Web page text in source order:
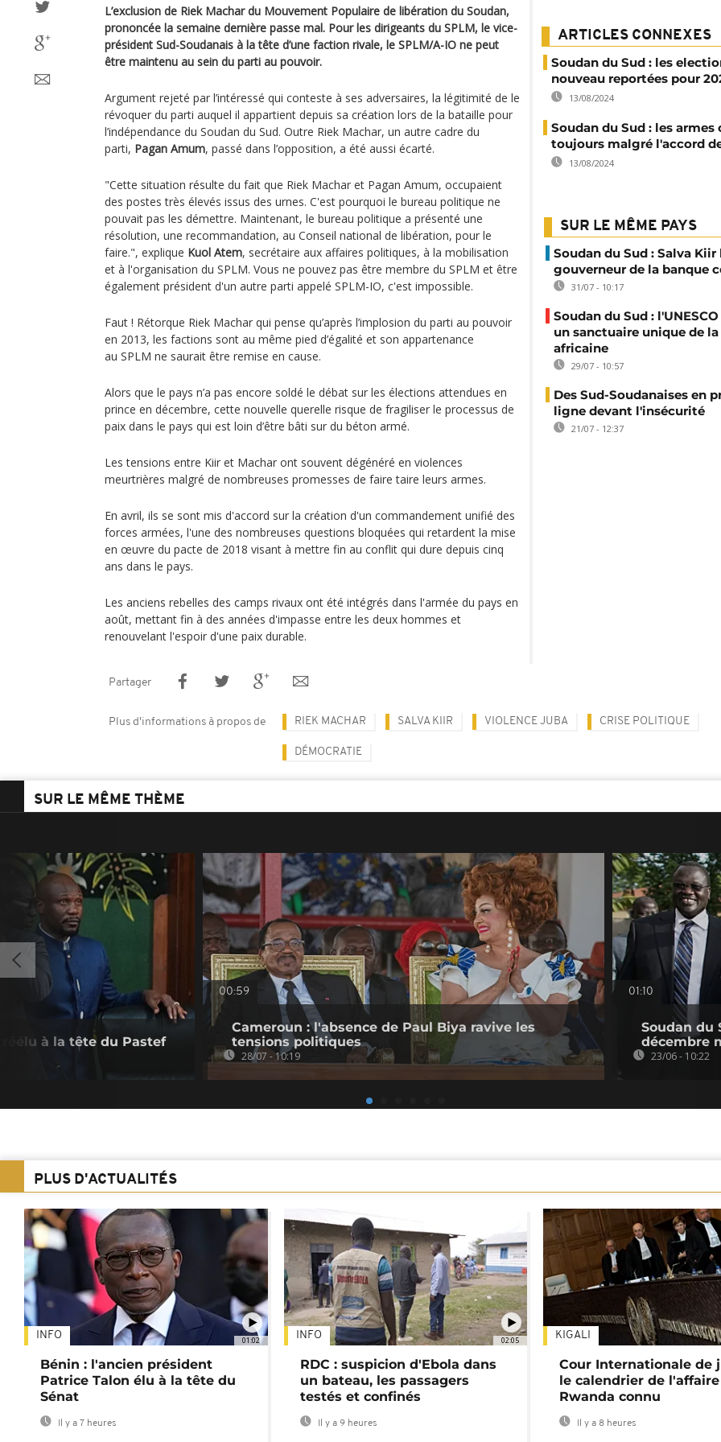
L’exclusion de Riek Machar du Mouvement Populaire de libération du Soudan,
prononcée la semaine dernière passe mal. Pour les dirigeants du SPLM, le vice-
président Sud-Soudanais à la tête d’une faction rivale, le SPLM/A-IO ne peut
être maintenu au sein du parti au pouvoir.
Argument rejeté par l’intéressé qui conteste à ses adversaires, la légitimité de le
révoquer du parti auquel il appartient depuis sa création lors de la bataille pour
l’indépendance du Soudan du Sud. Outre Riek Machar, un autre cadre du
parti, Pagan Amum, passé dans l’opposition, a été aussi écarté.
"Cette situation résulte du fait que Riek Machar et Pagan Amum, occupaient
des postes très élevés issus des urnes. C'est pourquoi le bureau politique ne
pouvait pas les démettre. Maintenant, le bureau politique a présenté une
résolution, une recommandation, au Conseil national de libération, pour le
faire.", explique Kuol Atem, secrétaire aux affaires politiques, à la mobilisation
et à l'organisation du SPLM. Vous ne pouvez pas être membre du SPLM et être
également président d'un autre parti appelé SPLM-IO, c'est impossible.
Faut ! Rétorque Riek Machar qui pense qu’après l’implosion du parti au pouvoir
en 2013, les factions sont au même pied d’égalité et son appartenance
au SPLM ne saurait être remise en cause.
Alors que le pays n’a pas encore soldé le débat sur les élections attendues en
prince en décembre, cette nouvelle querelle risque de fragiliser le processus de
paix dans le pays qui est loin d’être bâti sur du béton armé.
Les tensions entre Kiir et Machar ont souvent dégénéré en violences
meurtrières malgré de nombreuses promesses de faire taire leurs armes.
En avril, ils se sont mis d'accord sur la création d'un commandement unifié des
forces armées, l'une des nombreuses questions bloquées qui retardent la mise
en œuvre du pacte de 2018 visant à mettre fin au conflit qui dure depuis cinq
ans dans le pays.
Les anciens rebelles des camps rivaux ont été intégrés dans l'armée du pays en
août, mettant fin à des années d'impasse entre les deux hommes et
renouvelant l'espoir d'une paix durable.
ARTICLES CONNEXES
Soudan du Sud : les
nouveau reportées pour
13/08/2024
Soudan du Sud : les
toujours malgré l'accord
13/08/2024
SUR LE MÊME PAYS
Soudan du Sud : Salva
gouverneur de la banque
31/07 - 10:17
Soudan du Sud :
un sanctuaire unique de
africaine
29/07 - 10:57
Des Sud-Soudanaises en
ligne devant l'insécurité
21/07 - 12:37
Partager
Plus d'informations à propos de RIEK MACHAR SALVA KIIR VIOLENCE JUBA CRISE POLITIQUE
DÉMOCRATIE
SUR LE MÊME THÈME
réélu à la tête du Pastef
00:59
Cameroun : l'absence de Paul Biya ravive les
tensions politiques
28/07 - 10:19
01:10
Soudan du
décembre
23/06 - 10:22
PLUS D'ACTUALITÉS
01:02
INFO
Bénin : l'ancien président
Patrice Talon élu à la tête du
Sénat
Il y a 7 heures
02:05
INFO
RDC : suspicion d'Ebola dans
un bateau, les passagers
testés et confinés
Il y a 9 heures
KIGALI
Cour Internationale de
le calendrier de l'affaire
Rwanda connu
Il y a 8 heures